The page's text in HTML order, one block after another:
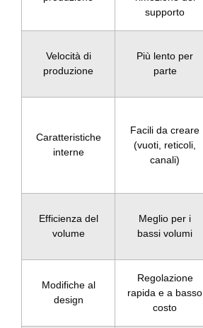
supporto
Velocità di
produzione
Più lento per
parte
Caratteristiche
interne
Facili da creare
(vuoti, reticoli,
canali)
Efficienza del
volume
Meglio per i
bassi volumi
Modifiche al
design
Regolazione
rapida e a basso
costo